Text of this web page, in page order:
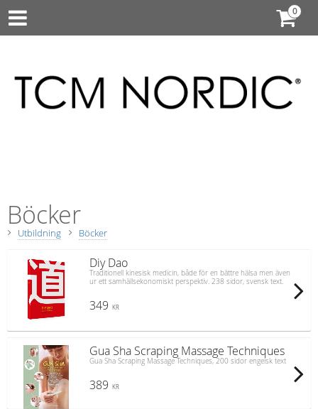
Böcker
Utbildning Böcker
Diy Dao
Traditionell kinesisk medicin, både för en bättre hälsa men även
ur ett samhällsekonomiskt perspektiv. 238 sidor, svensk text.
349 KR
Gua Sha Scraping Massage Techniques
Gua Sha Scraping Massage Techniques, 200 sidor engelsk text
389 KR